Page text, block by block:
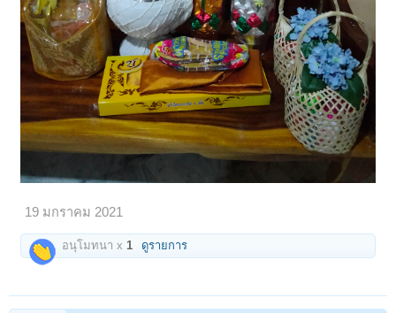
19 มกราคม 2021
อนุโมทนา x1 ดูรายการ